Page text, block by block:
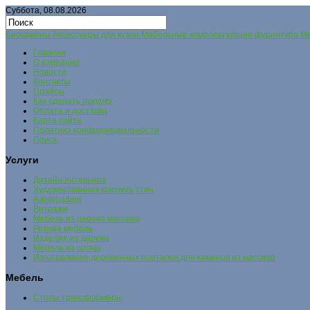
Суббота, 08.08.2026
Биокамины Аксессуары для кухни Мебельные комплектующие,фурнитура
Главная
О компании
Новости
Контакты
Прайсы
Как сделать покупку
Оплата и доставка
Карта сайта
Политика конфиденциальности
Поиск
Услуги
Дизайн интерьера
Художественная роспись стен
Аэрография
Витражи
Мебель из дерева массива
Резная мебель
Изделия из дерева
Мебель из сосны
Изготовление деревянных порталов для каминов из массива
Мебель
Столы трансформеры